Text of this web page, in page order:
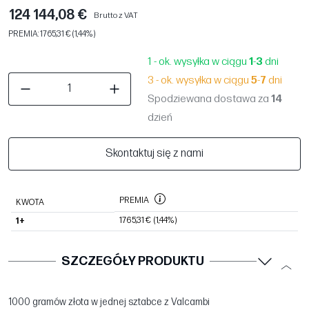
124 144,08 €
Brutto z VAT
PREMIA: 1765,31 € (1,44%)
1 - ok. wysyłka w ciągu1-3 dni
3 - ok. wysyłka w ciągu5-7 dni
Spodziewana dostawa za14
dzień
Skontaktuj się z nami
KWOTA PREMIA
1+ 1765,31 € (1,44%)
SZCZEGÓŁY PRODUKTU
1000 gramów złota w jednej sztabce z Valcambi